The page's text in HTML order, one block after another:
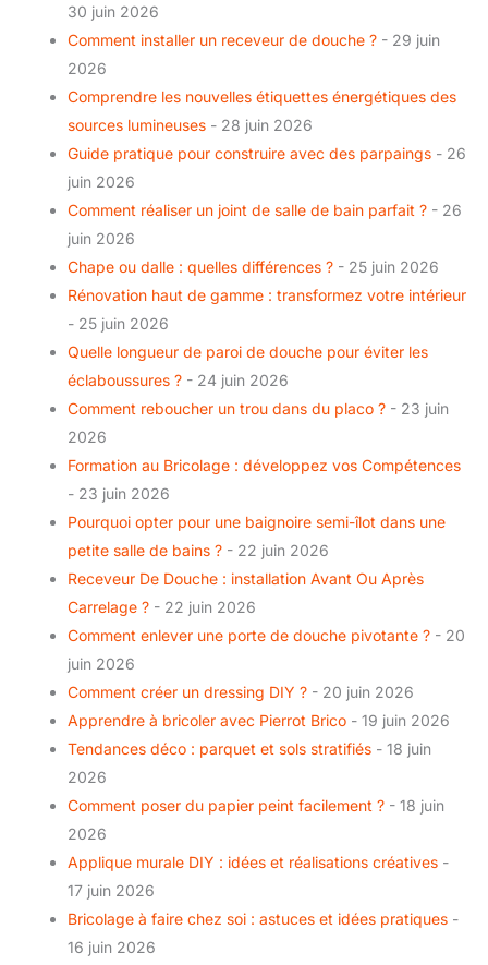
30 juin 2026
Comment installer un receveur de douche ? - 29 juin
2026
Comprendre les nouvelles étiquettes énergétiques des
sources lumineuses - 28 juin 2026
Guide pratique pour construire avec des parpaings - 26
juin 2026
Comment réaliser un joint de salle de bain parfait ? - 26
juin 2026
Chape ou dalle : quelles différences ? - 25 juin 2026
Rénovation haut de gamme : transformez votre intérieur
- 25 juin 2026
Quelle longueur de paroi de douche pour éviter les
éclaboussures ? - 24 juin 2026
Comment reboucher un trou dans du placo ? - 23 juin
2026
Formation au Bricolage : développez vos Compétences
- 23 juin 2026
Pourquoi opter pour une baignoire semi-îlot dans une
petite salle de bains ? - 22 juin 2026
Receveur De Douche : installation Avant Ou Après
Carrelage ? - 22 juin 2026
Comment enlever une porte de douche pivotante ? - 20
juin 2026
Comment créer un dressing DIY ? - 20 juin 2026
Apprendre à bricoler avec Pierrot Brico - 19 juin 2026
Tendances déco : parquet et sols stratifiés - 18 juin
2026
Comment poser du papier peint facilement ? - 18 juin
2026
Applique murale DIY : idées et réalisations créatives -
17 juin 2026
Bricolage à faire chez soi : astuces et idées pratiques -
16 juin 2026